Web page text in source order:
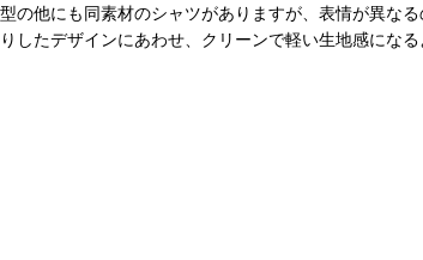
他にも同素材のシャツがありますが、表情が異な
たデザインにあわせ、クリーンで軽い生地感になる